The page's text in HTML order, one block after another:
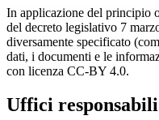
In applicazione del principio
del decreto legislativo 7
diversamente specificato
dati, i documenti e le
con licenza CC-BY 4.0.
Uffici responsabili